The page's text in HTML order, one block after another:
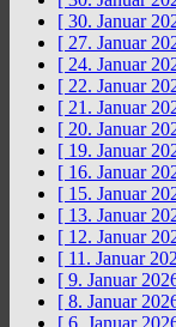
[ 30. Januar
[ 27. Januar
[ 24. Januar
[ 22. Januar
[ 21. Januar
[ 20. Januar
[ 19. Januar
[ 16. Januar
[ 15. Januar
[ 13. Januar
[ 12. Januar
[ 11. Januar
[ 9. Januar
[ 8. Januar
[ 6. Januar